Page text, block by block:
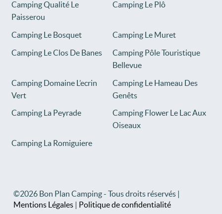
Camping Qualité Le
Paisserou
Camping Le Plô
Camping Le Bosquet
Camping Le Muret
Camping Le Clos De Banes
Camping Pôle Touristique
Bellevue
Camping Domaine L’ecrin
Vert
Camping Le Hameau Des
Genêts
Camping La Peyrade
Camping Flower Le Lac Aux
Oiseaux
Camping La Romiguiere
©2026 Bon Plan Camping - Tous droits réservés |
Mentions Légales | Politique de confidentialité